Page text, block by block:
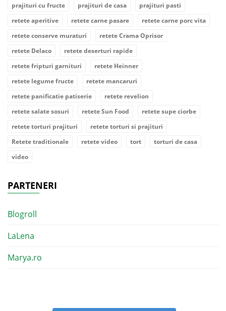
prajituri cu fructe
prajituri de casa
prajituri pasti
retete aperitive
retete carne pasare
retete carne porc vita
retete conserve muraturi
retete Crama Oprisor
retete Delaco
retete deserturi rapide
retete fripturi garnituri
retete Heinner
retete legume fructe
retete mancaruri
retete panificatie patiserie
retete revelion
retete salate sosuri
retete Sun Food
retete supe ciorbe
retete torturi prajituri
retete torturi si prajituri
Retete traditionale
retete video tort
torturi de casa
video
PARTENERI
Blogroll
LaLena
Marya.ro